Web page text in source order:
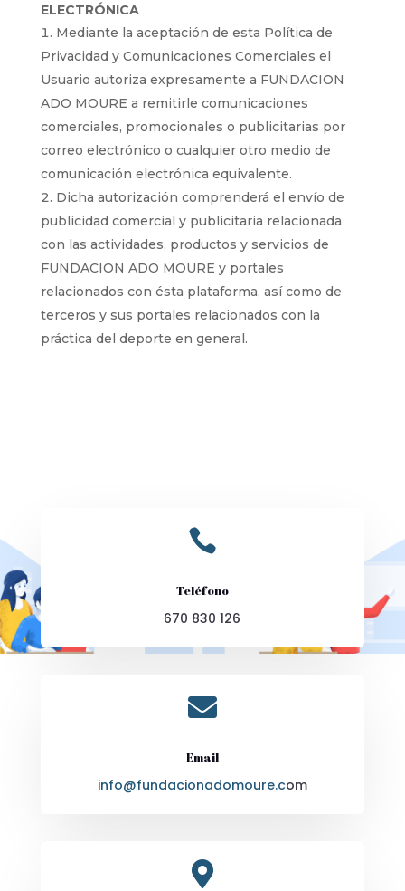
ELECTRÓNICA
Mediante la aceptación de esta Política de
Privacidad y Comunicaciones Comerciales el
Usuario autoriza expresamente a FUNDACION
ADO MOURE a remitirle comunicaciones
comerciales, promocionales o publicitarias por
correo electrónico o cualquier otro medio de
comunicación electrónica equivalente.
Dicha autorización comprenderá el envío de
publicidad comercial y publicitaria relacionada
con las actividades, productos y servicios de
FUNDACION ADO MOURE y portales
relacionados con ésta plataforma, así como de
terceros y sus portales relacionados con la
práctica del deporte en general.

Teléfono
670 830 126

Email
info@fundacionadomoure.com
